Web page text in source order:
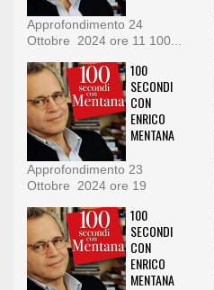
Approfondimento 24
Ottobre 2024 ore 11 100...
100
SECONDI
CON
ENRICO
MENTANA
Approfondimento 23
Ottobre 2024 ore 19
100
SECONDI
CON
ENRICO
MENTANA